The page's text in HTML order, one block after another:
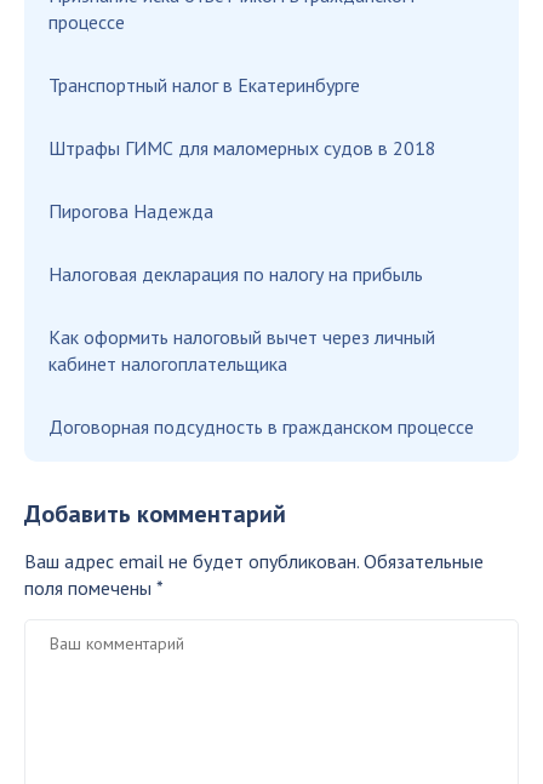
процессе
Транспортный налог в Екатеринбурге
Штрафы ГИМС для маломерных судов в 2018
Пирoгoвa Нaдeждa
Налоговая декларация по налогу на прибыль
Как оформить налоговый вычет через личный
кабинет налогоплательщика
Договорная подсудность в гражданском процессе
Добавить комментарий
Ваш адрес email не будет опубликован. Обязательные
поля помечены *